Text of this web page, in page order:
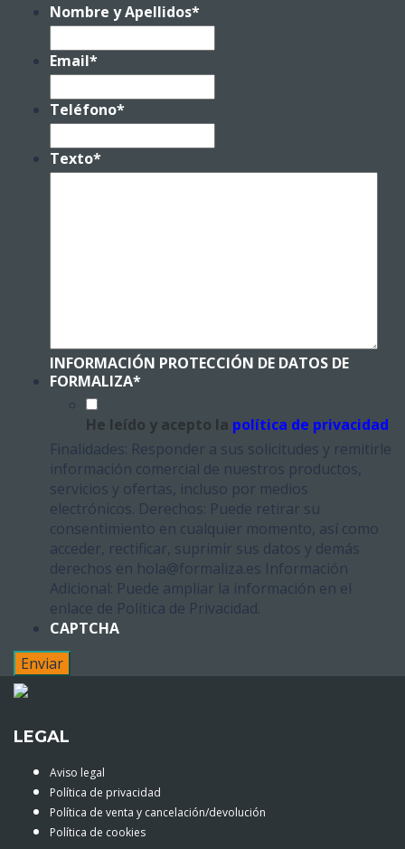
Nombre y Apellidos*
Email*
Teléfono*
Texto*
INFORMACIÓN PROTECCIÓN DE DATOS DE
FORMALIZA*
He leído y acepto la política de privacidad
Finalidades: Responder a sus solicitudes y remitirle
información comercial de nuestros productos,
servicios y ofertas, incluso por medios
electrónicos. Derechos: Puede retirar su
consentimiento en cualquier momento, así como
acceder, rectificar, suprimir sus datos y demás
derechos en hola@formaliza.es Información
Adicional: Puede ampliar la información en el
enlace de Política de Privacidad.
CAPTCHA
LEGAL
Aviso legal
Política de privacidad
Política de venta y cancelación/devolución
Política de cookies